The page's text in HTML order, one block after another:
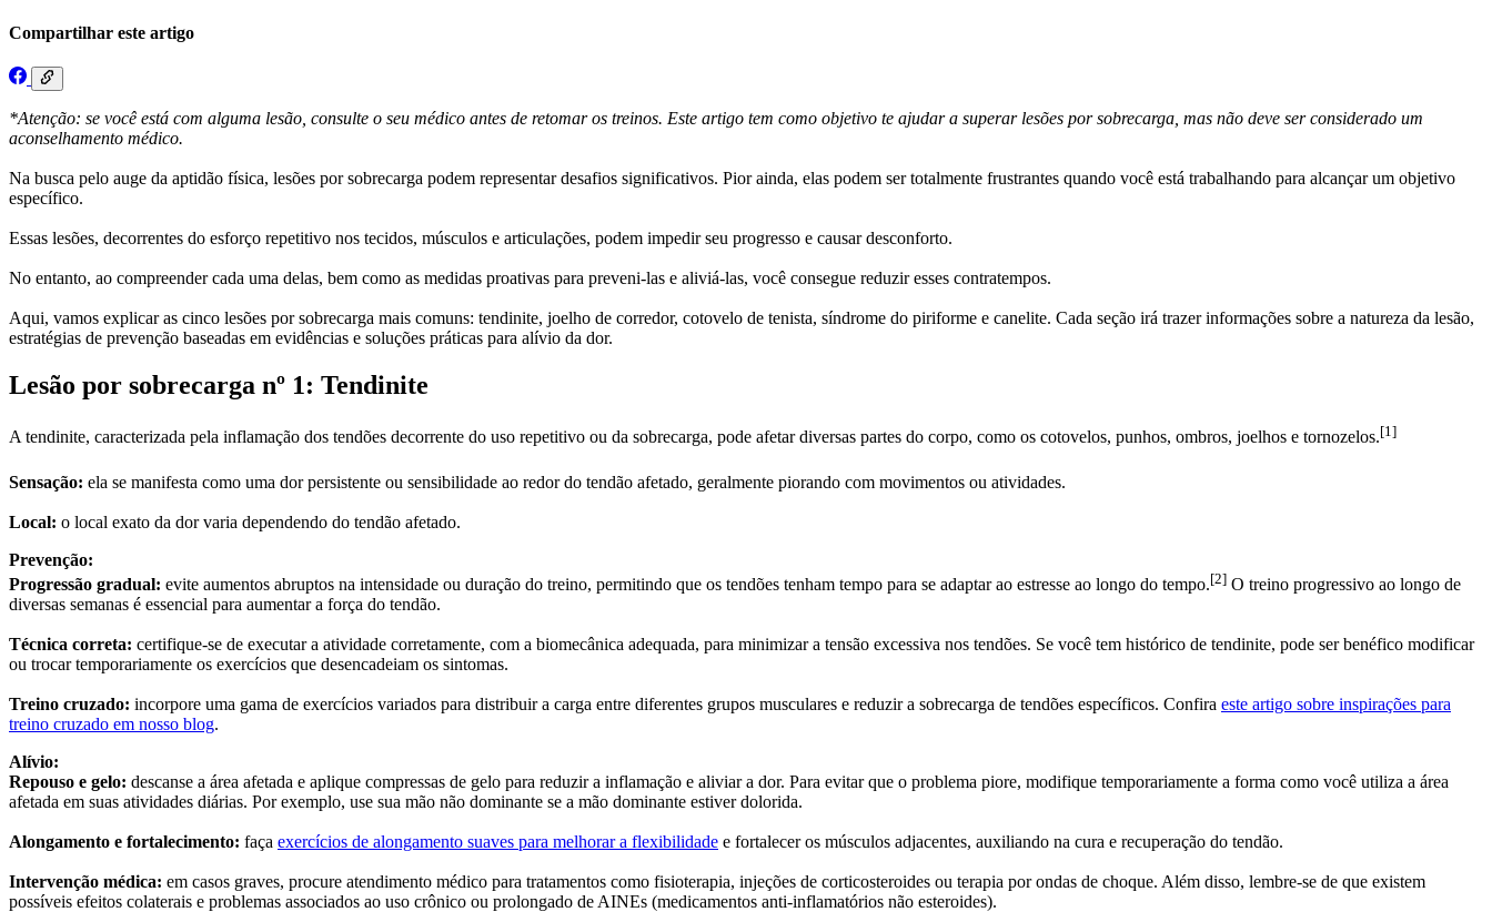
Compartilhar este artigo
*Atenção: se você está com alguma lesão, consulte o seu médico antes de retomar os treinos. Este artigo tem como objetivo te ajudar a superar lesões por sobrecarga, mas não deve ser considerado um
aconselhamento médico.
Na busca pelo auge da aptidão física, lesões por sobrecarga podem representar desafios significativos. Pior ainda, elas podem ser totalmente frustrantes quando você está trabalhando para alcançar um objetivo
específico.
Essas lesões, decorrentes do esforço repetitivo nos tecidos, músculos e articulações, podem impedir seu progresso e causar desconforto.
No entanto, ao compreender cada uma delas, bem como as medidas proativas para preveni-las e aliviá-las, você consegue reduzir esses contratempos.
Aqui, vamos explicar as cinco lesões por sobrecarga mais comuns: tendinite, joelho de corredor, cotovelo de tenista, síndrome do piriforme e canelite. Cada seção irá trazer informações sobre a natureza da lesão,
estratégias de prevenção baseadas em evidências e soluções práticas para alívio da dor.
Lesão por sobrecarga nº 1: Tendinite
A tendinite, caracterizada pela inflamação dos tendões decorrente do uso repetitivo ou da sobrecarga, pode afetar diversas partes do corpo, como os cotovelos, punhos, ombros, joelhos e tornozelos.[1]
Sensação: ela se manifesta como uma dor persistente ou sensibilidade ao redor do tendão afetado, geralmente piorando com movimentos ou atividades.
Local: o local exato da dor varia dependendo do tendão afetado.
Prevenção:
Progressão gradual: evite aumentos abruptos na intensidade ou duração do treino, permitindo que os tendões tenham tempo para se adaptar ao estresse ao longo do tempo.[2] O treino progressivo ao longo de
diversas semanas é essencial para aumentar a força do tendão.
Técnica correta: certifique-se de executar a atividade corretamente, com a biomecânica adequada, para minimizar a tensão excessiva nos tendões. Se você tem histórico de tendinite, pode ser benéfico modificar
ou trocar temporariamente os exercícios que desencadeiam os sintomas.
Treino cruzado: incorpore uma gama de exercícios variados para distribuir a carga entre diferentes grupos musculares e reduzir a sobrecarga de tendões específicos. Confira este artigo sobre inspirações para
treino cruzado em nosso blog.
Alívio:
Repouso e gelo: descanse a área afetada e aplique compressas de gelo para reduzir a inflamação e aliviar a dor. Para evitar que o problema piore, modifique temporariamente a forma como você utiliza a área
afetada em suas atividades diárias. Por exemplo, use sua mão não dominante se a mão dominante estiver dolorida.
Alongamento e fortalecimento: faça exercícios de alongamento suaves para melhorar a flexibilidade e fortalecer os músculos adjacentes, auxiliando na cura e recuperação do tendão.
Intervenção médica: em casos graves, procure atendimento médico para tratamentos como fisioterapia, injeções de corticosteroides ou terapia por ondas de choque. Além disso, lembre-se de que existem
possíveis efeitos colaterais e problemas associados ao uso crônico ou prolongado de AINEs (medicamentos anti-inflamatórios não esteroides).